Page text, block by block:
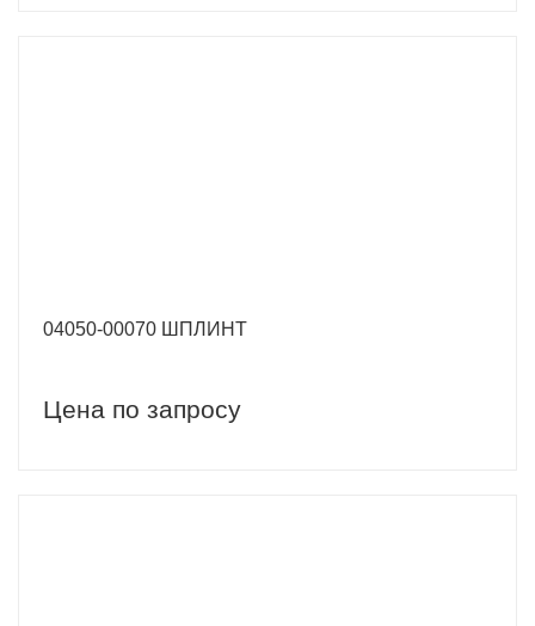
04050-00070 ШПЛИНТ
Цена по запросу